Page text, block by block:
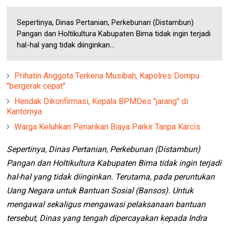
Sepertinya, Dinas Pertanian, Perkebunan (Distambun)
Pangan dan Holtikultura Kabupaten Bima tidak ingin terjadi
hal-hal yang tidak diinginkan...
Prihatin Anggota Terkena Musibah, Kapolres Dompu
"bergerak cepat"
Hendak Dikonfirmasi, Kepala BPMDes "jarang" di
Kantornya
Warga Keluhkan Penarikan Biaya Parkir Tanpa Karcis
Sepertinya, Dinas Pertanian, Perkebunan (Distambun)
Pangan dan Holtikultura Kabupaten Bima tidak ingin terjadi
hal-hal yang tidak diinginkan. Terutama, pada peruntukan
Uang Negara untuk Bantuan Sosial (Bansos). Untuk
mengawal sekaligus mengawasi pelaksanaan bantuan
tersebut, Dinas yang tengah dipercayakan kepada Indra